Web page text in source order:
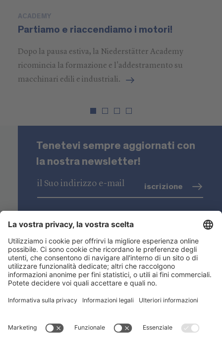
ACADEMY
Partiamo e riaccendiamo i motori!
Dopo la pausa estiva, la Niederstätter Academy
ricomincia la formazione e l'addestramento su
macchinari edili e industriali.
Tenetevi sempre aggiornati con
la nostra newsletter!
iscrizione
Niederstätter SpA
Sedi
Gamma prodotti